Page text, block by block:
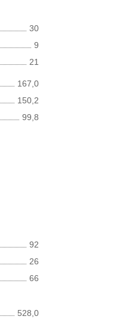
30
9
21
167,0
150,2
99,8
92
26
66
528,0